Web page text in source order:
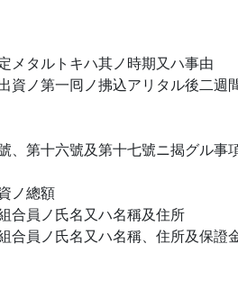
メタルトキハ其ノ時期又ハ事由
資ノ第一囘ノ拂込アリタル後二週
、第十六號及第十七號ニ揭グル事
ノ總額
合員ノ氏名又ハ名稱及住所
合員ノ氏名又ハ名稱、住所及保證